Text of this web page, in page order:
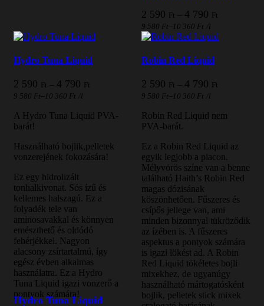
2 590 Ft – 4 790 Ft
590 Ft
9 580 Ft 10 360 Ft /l
Hydro Tuna Liquid
2 590 Ft – 4 790 Ft
-
9 580 Ft 10 360 Ft /l
A Hydro Tuna Liquid PVA-
barát!
Használható bojlik,pelletek
vonzerejének fokozására!
Ez egy hidrolizált
tonhalkivonat. Sós ízű és
kellemes halszagú. Ez a
folyadék tele van
aminosavakkal és könnyen
emészthető és oldódó
fehérjékkel. Nagyon
alacsony zsírtartalmú, így
egész évben alkalmas
használatra. Ez a Hydro
Tuna Liquid igazi vonzerő a
pontyok számára!
Hydro Tuna Liquid
Robin Red Liquid
2 590 Ft – 4 790 Ft
-
9 580 Ft 10 360 Ft /l
Robin Red Liquid nem
PVA-barát.
Ez a Robin Red Liquid az
egyik legjobb a piacon.
Mélyvörös színe van a benne
található Haith’s Robin Red
magas dózisának
köszönhetően. Fűszeres és
csípős jellege van, ami
minden bizonnyal tükröződik
az ízében is. A fűszeres
aspektus a pontyok számára
is igazi lökést ad. A Robin
Red Liquid tökéletes bojli
mixekhez, de ugyanúgy
használható mártogatósként
bojlik, pelletek stick mixek